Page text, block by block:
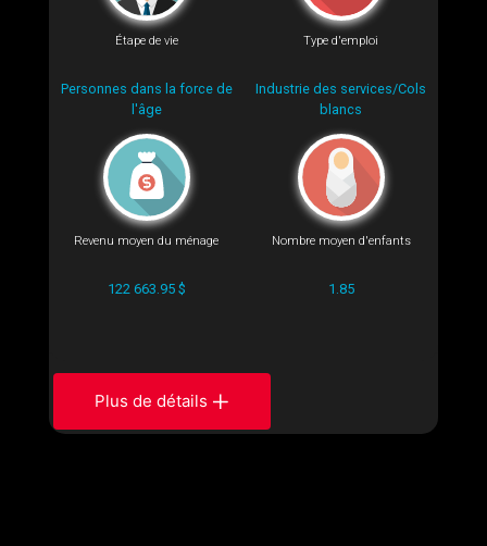
Étape de vie
Personnes dans la force de
l'âge
Type d'emploi
Industrie des services/Cols
blancs
Revenu moyen du ménage
122 663.95 $
Nombre moyen d'enfants
1.85
Plus de détails